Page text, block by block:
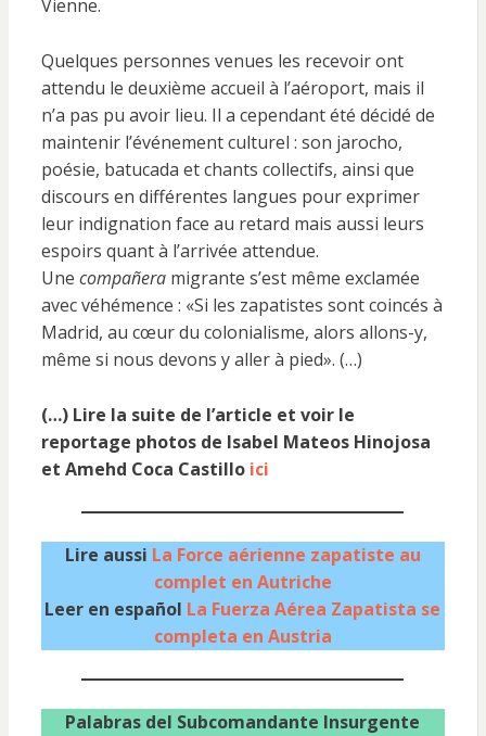
Vienne.
Quelques personnes venues les recevoir ont
attendu le deuxième accueil à l’aéroport, mais il
n’a pas pu avoir lieu. Il a cependant été décidé de
maintenir l’événement culturel : son jarocho,
poésie, batucada et chants collectifs, ainsi que
discours en différentes langues pour exprimer
leur indignation face au retard mais aussi leurs
espoirs quant à l’arrivée attendue.
Une compañeramigrante s’est même exclamée
avec véhémence : «Si les zapatistes sont coincés à
Madrid, au cœur du colonialisme, alors allons-y,
même si nous devons y aller à pied». (…)
(…) Lire la suite de l’article et voir le
reportage photos de Isabel Mateos Hinojosa
et Amehd Coca Castillo ici
Lire aussi La Force aérienne zapatiste au
complet en Autriche
Leer en español La Fuerza Aérea Zapatista se
completa en Austria
Palabras del Subcomandante Insurgente